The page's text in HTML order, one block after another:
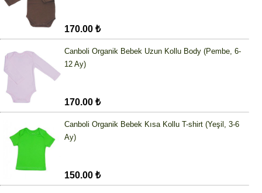
170.00 ₺
Canboli Organik Bebek Uzun Kollu Body (Pembe, 6-
12 Ay)
170.00 ₺
Canboli Organik Bebek Kısa Kollu T-shirt (Yeşil, 3-6
Ay)
150.00 ₺